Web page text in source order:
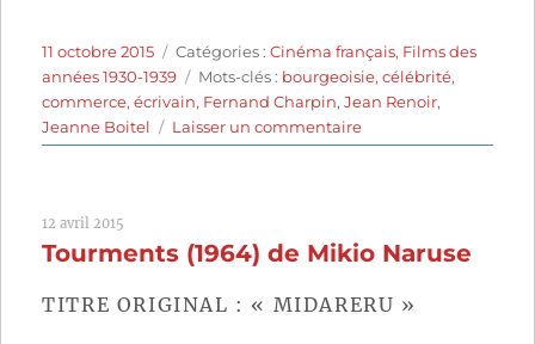
Publié
le
11 octobre 2015 Catégories
Catégories :Cinéma français, Films des
années 1930-1939
Étiquettes
Mots-clés : bourgeoisie,célébrité,
commerce,écrivain, Fernand Charpin,Jean Renoir,
Jeanne Boitel
Laisser un commentairesur
Chotard
de
Renoir
12 avril 2015
Tourments (1964) de Mikio Naruse
TITRE ORIGINAL : « MIDARERU »